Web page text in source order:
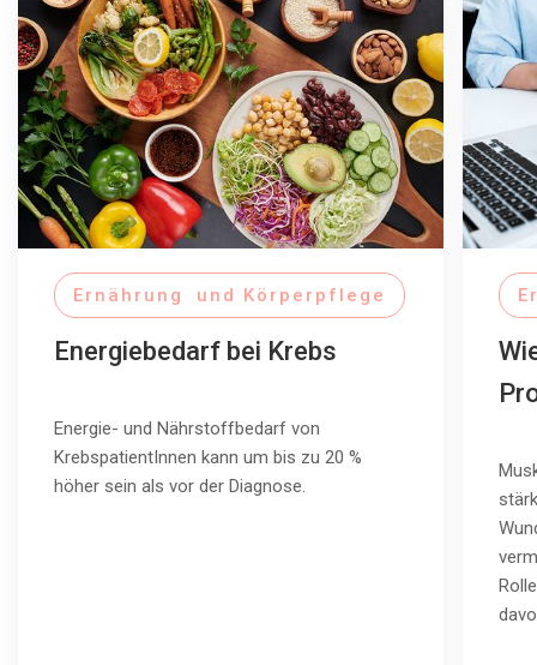
Ernährung und Körperpflege
Energiebedarf bei Krebs
Energie- und Nährstoffbedarf von
KrebspatientInnen kann um bis zu 20 %
höher sein als vor der Diagnose.